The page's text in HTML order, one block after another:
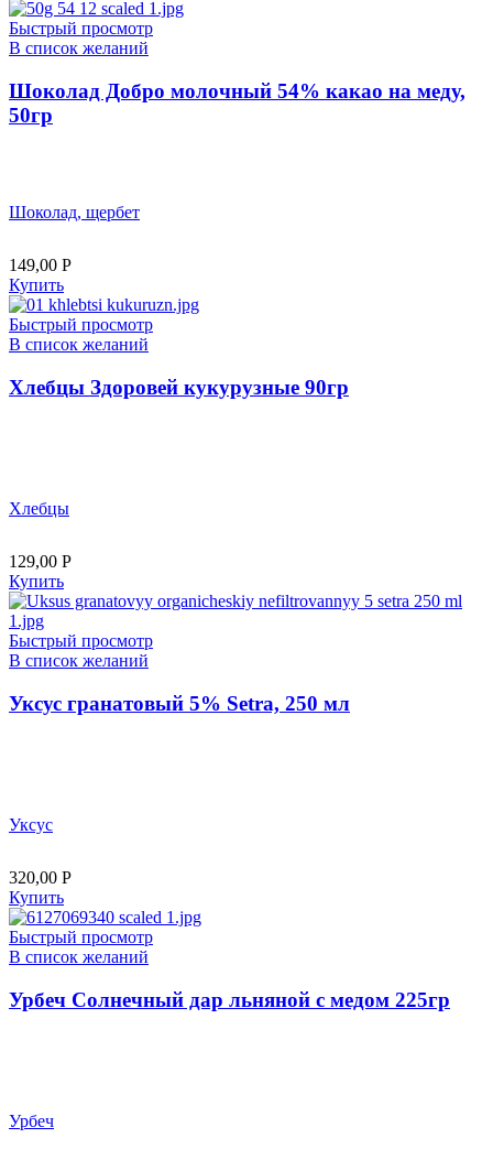
Быстрый просмотр
В список желаний
Шоколад Добро молочный 54% какао на меду,
50гр
Шоколад, щербет
149,00 Р
Купить
Быстрый просмотр
В список желаний
Хлебцы Здоровей кукурузные 90гр
Хлебцы
129,00 Р
Купить
Быстрый просмотр
В список желаний
Уксус гранатовый 5% Setra, 250 мл
Уксус
320,00 Р
Купить
Быстрый просмотр
В список желаний
Урбеч Солнечный дар льняной с медом 225гр
Урбеч